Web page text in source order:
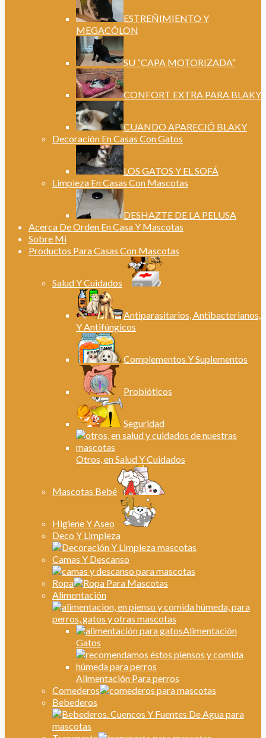
ESTREÑIMIENTO Y
MEGACÓLON
SU “CAPA MOTORIZADA”
CONFORT EXTRA PARA BLAKY
CUANDO APARECIÓ BLAKY
Decoración En Casas Con Gatos
LOS GATOS Y EL SOFÁ
Limpieza En Casas Con Mascotas
DESHAZTE DE LA PELUSA
Acerca De Orden En Casa Y Mascotas
Sobre Mi
Productos Para Casas Con Mascotas
Salud Y Cuidados
Antiparasitarios, Antibacterianos,
Y Antifúngicos
Complementos Y Suplementos
Probióticos
Seguridad
Otros, en Salud Y Cuidados
Mascotas Bebé
Higiene Y Aseo
Deco Y Limpieza
Camas Y Descanso
Ropa
Alimentación
Alimentación
Gatos
Alimentación Para perros
Comederos
Bebederos